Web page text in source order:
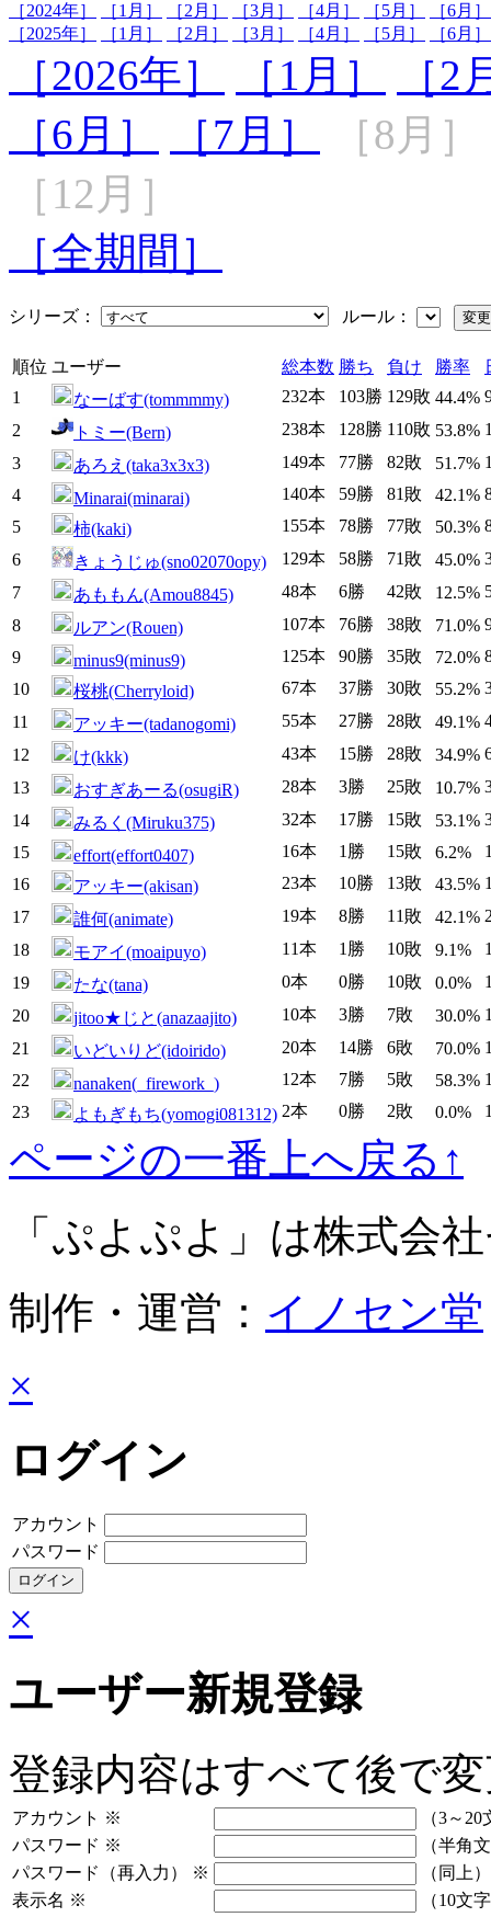
［2024年］
［1月］ ［2月］ ［3月］ ［4月］ ［5月］
［6月］
［2025年］
［1月］ ［2月］ ［3月］ ［4月］ ［5月］ ［6月］
［2026年］ ［1月］
［2
［6月］
［7月］
［8月］
［12月］
［全期間］
シリーズ： ルール：
順位 ユーザー 総本数 勝ち 負け 勝率
1
なーばす(tommmmy) 232本 103勝 129敗 44.4%
2
トミー(Bern) 238本 128勝 110敗 53.8%
3
あろえ(taka3x3x3) 149本 77勝 82敗 51.7%
4
Minarai(minarai) 140本 59勝 81敗 42.1%
5
柿(kaki) 155本 78勝 77敗 50.3%
6
きょうじゅ(sno02070opy) 129本 58勝 71敗 45.0%
7
あももん(Amou8845) 48本 6勝 42敗 12.5%
8
ルアン(Rouen) 107本 76勝 38敗 71.0%
9
minus9(minus9) 125本 90勝 35敗 72.0%
10
桜桃(Cherryloid) 67本 37勝 30敗 55.2%
11
アッキー(tadanogomi) 55本 27勝 28敗 49.1%
12
け(kkk) 43本 15勝 28敗 34.9%
13
おすぎあーる(osugiR) 28本 3勝 25敗 10.7%
14
みるく(Miruku375) 32本 17勝 15敗 53.1%
15
effort(effort0407) 16本 1勝 15敗 6.2%
16
アッキー(akisan) 23本 10勝 13敗 43.5%
17
誰何(animate) 19本 8勝 11敗 42.1%
18
モアイ(moaipuyo) 11本 1勝 10敗 9.1%
19
たな(tana) 0本 0勝 10敗 0.0%
20
jitoo★じと(anazaajito) 10本 3勝 7敗 30.0%
21
いどいりど(idoirido) 20本 14勝 6敗 70.0%
22
nanaken(_firework_) 12本 7勝 5敗 58.3%
23
よもぎもち(yomogi081312) 2本 0勝 2敗 0.0%
ページの一番上へ戻る↑
「ぷよぷよ」は株式会
制作・運営： イノセン堂
×
ログイン
アカウント
パスワード
×
ユーザー新規登録
登録内容はすべて後で
アカウント ※
（3～
パスワード ※
（半角
パスワード（再入力）
※
（同上）
表示名 ※ （10文